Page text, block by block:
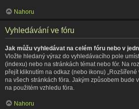
Nahoru
Vyhledávání ve fóru
Jak můžu vyhledávat na celém fóru nebo v
Vložte hledaný výraz do vyhledávacího pole
(indexu) nebo na stránkách témat nebo fór. Na
přejít kliknutím na odkaz (nebo ikonu) „Rozšířené
na všech stránkách fóra. Jakým způsobem bude
na použitém vzhledu fóra.
Nahoru